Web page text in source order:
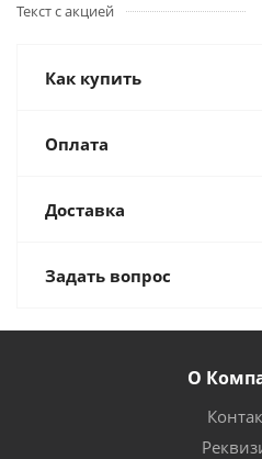
Текст с акцией
Как купить
Оплата
Доставка
Задать вопрос
О